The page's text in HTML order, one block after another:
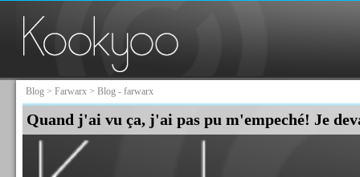
Blog> Farwarx> Blog - farwarx
Quand j'ai vu ça, j'ai pas pu m'empeché! Je